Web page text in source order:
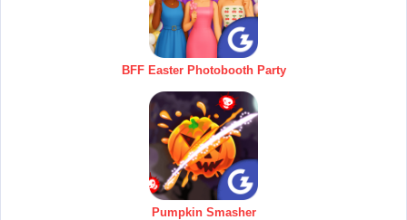
BFF Easter Photobooth Party
Pumpkin Smasher